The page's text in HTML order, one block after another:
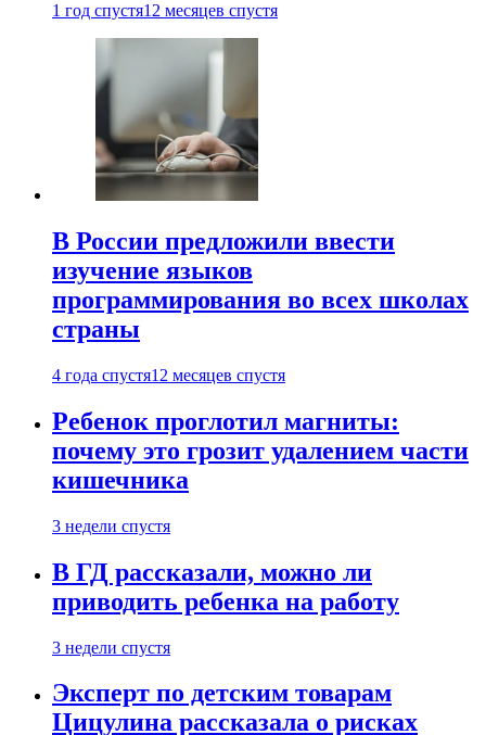
1 год спустя12 месяцев спустя
В России предложили ввести
изучение языков
программирования во всех школах
страны
4 года спустя12 месяцев спустя
Ребенок проглотил магниты:
почему это грозит удалением части
кишечника
3 недели спустя
В ГД рассказали, можно ли
приводить ребенка на работу
3 недели спустя
Эксперт по детским товарам
Цицулина рассказала о рисках